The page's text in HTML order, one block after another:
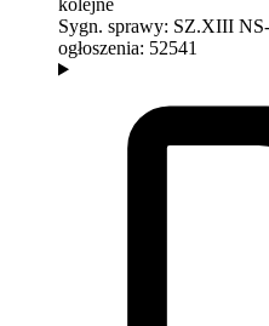
Sygn. sprawy: SZ.XIII
ogłoszenia: 52541